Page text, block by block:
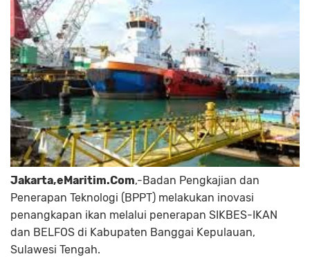
Jakarta,eMaritim.Com,-Badan Pengkajian dan
Penerapan Teknologi (BPPT) melakukan inovasi
penangkapan ikan melalui penerapan SIKBES-IKAN
dan BELFOS di Kabupaten Banggai Kepulauan,
Sulawesi Tengah.